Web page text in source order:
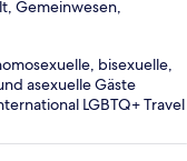
Gemeinwesen,
bisexuelle,
asexuelle Gäste
LGBTQ+ Travel